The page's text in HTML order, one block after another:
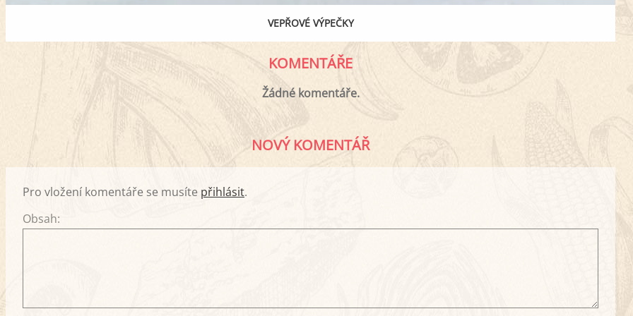
VEPŘOVÉ VÝPEČKY
KOMENTÁŘE
Žádné komentáře.
NOVÝ KOMENTÁŘ
Pro vložení komentáře se musíte přihlásit.
Obsah: